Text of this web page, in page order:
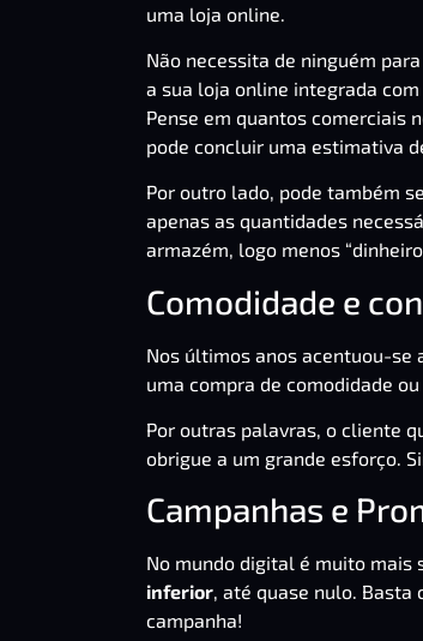
uma loja online.
Não necessita de ninguém
a sua loja online integrada com
Pense em quantos comerciais
pode concluir uma estimativa
Por outro lado, pode também
apenas as quantidades
armazém, logo menos “dinheiro
Comodidade e
Nos últimos anos acentuou-se
uma compra de comodidade
Por outras palavras, o cliente
obrigue a um grande esforço.
Campanhas e
No mundo digital é muito mais
inferior, até quase nulo. Basta
campanha!